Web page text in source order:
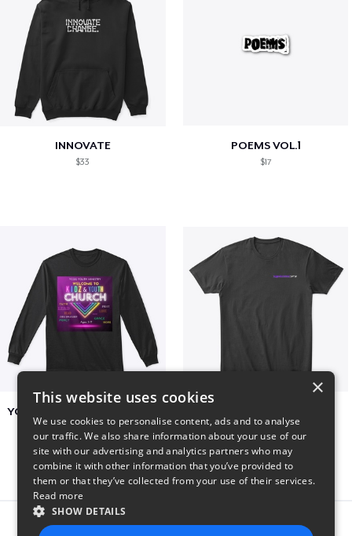
INNOVATE
$33
POEMS VOL.1
$17
YCOG YOUTH VOLUNTEERS
$31 $24
Report this product
×
This website uses cookies
We use cookies to personalise content, ads and to analyse
our traffic. We also share information about your use of our
site with our advertising and analytics partners who may
combine it with other information that you’ve provided to
them or that they’ve collected from your use of their services.
Read more
SHOW DETAILS